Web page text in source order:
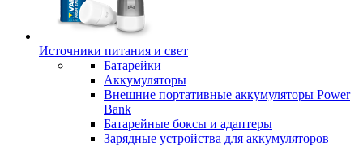
Источники питания и свет
Батарейки
Аккумуляторы
Внешние портативные аккумуляторы Power
Bank
Батарейные боксы и адаптеры
Зарядные устройства для аккумуляторов